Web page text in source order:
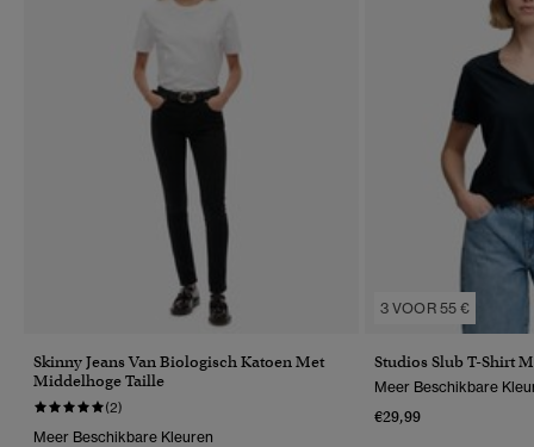
Skinny Jeans Van Biologisch Katoen Met
Middelhoge Taille
(2)
Meer Beschikbare Kleuren
3 VOOR 55 €
Studios Slub T-Shirt
Meer Beschikbare
€29,99